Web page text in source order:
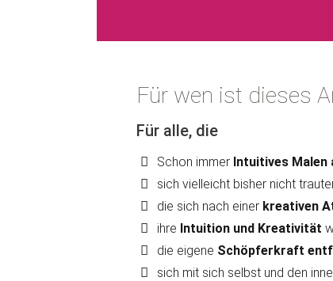
Für wen ist dieses
Für alle, die
Schon immer Intuitives Malen
sich vielleicht bisher nicht
die sich nach einer kreativen
ihre Intuition und Kreativität
die eigene Schöpferkraft
sich mit sich selbst und den